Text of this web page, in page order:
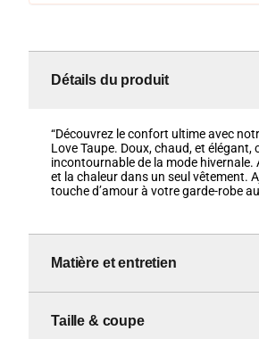
Détails du produit
“Découvrez le confort ultime avec
Love Taupe. Doux, chaud, et élégant,
incontournable de la mode hivernale.
et la chaleur dans un seul vêtement.
touche d’amour à votre garde-robe
Matière et entretien
Taille & coupe